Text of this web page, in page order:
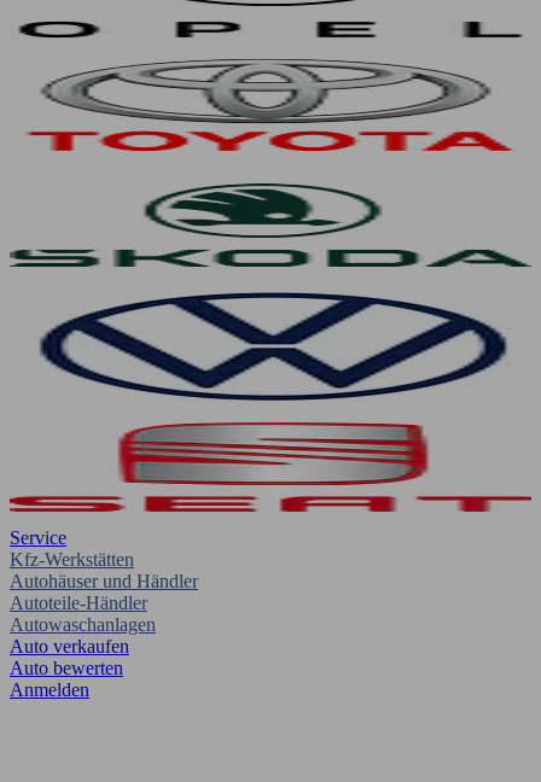
Service
Kfz-Werkstätten
Autohäuser und Händler
Autoteile-Händler
Autowaschanlagen
Auto verkaufen
Auto bewerten
Anmelden